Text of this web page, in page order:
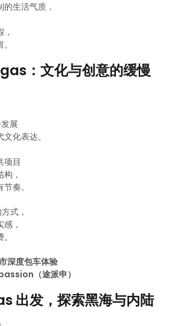
生活气质，
：文化与创意的缓慢
展
化表达。
项目
，
奏。
式，
，
深度包车体验
（途派申）
出发，探索黑海与内陆